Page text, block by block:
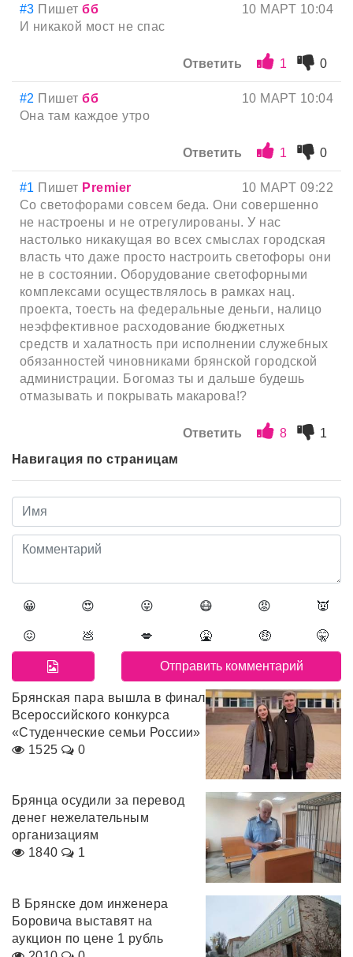
#3 Пишетбб
10 МАРТ 10:04
И никакой мост не спас
Ответить 1 0
#2 Пишетбб
10 МАРТ 10:04
Она там каждое утро
Ответить 1 0
#1 Пишет Premier
10 МАРТ 09:22
Со светофорами совсем беда. Они совершенно
не настроены и не отрегулированы. У нас
настолько никакущая во всех смыслах городская
власть что даже просто настроить светофоры они
не в состоянии. Оборудование светофорными
комплексами осуществлялось в рамках нац.
проекта, тоесть на федеральные деньги, налицо
неэффективное расходование бюджетных
средств и халатность при исполнении служебных
обязанностей чиновниками брянской городской
администрации. Богомаз ты и дальше будешь
отмазывать и покрывать макарова!?
Ответить 8
1
Навигация по страницам
😀 😍 😛 😷 😡 👿
😖 💩 💋 🤮 🤑 🤫
Брянская пара вышла в финал
Всероссийского конкурса
«Студенческие семьи России»
1525
0
Брянца осудили за перевод
денег нежелательным
организациям
1840
1
В Брянске дом инженера
Боровича выставят на
аукцион по цене 1 рубль